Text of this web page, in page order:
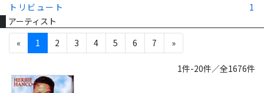
トリビュート
1
アーティスト
«
1 2 3 4 5 6 7 »
1件-20件／全1676件